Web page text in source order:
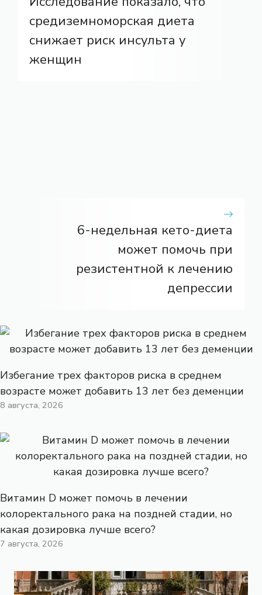
средиземноморская диета
снижает риск инсульта у
женщин
6-недельная кето-диета
может помочь при
резистентной к лечению
депрессии
Избегание трех факторов риска в среднем
возрасте может добавить 13 лет без деменции
8 августа, 2026
Витамин D может помочь в лечении
колоректального рака на поздней стадии, но
какая дозировка лучше всего?
7 августа, 2026